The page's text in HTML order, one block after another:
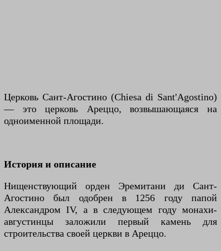
Церковь Сант-Агостино (Chiesa di Sant'Agostino)
— это церковь Ареццо, возвышающаяся на
одноименной площади.
История и описание
Нищенствующий орден Эремитани ди Сант-
Агостино был одобрен в 1256 году папой
Александром IV, а в следующем году монахи-
августинцы заложили первый камень для
строительства своей церкви в Ареццо.